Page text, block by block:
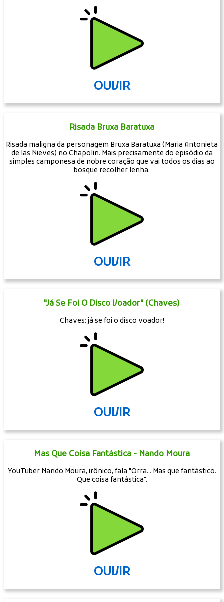
OUVIR
Risada Bruxa Baratuxa
Risada maligna da personagem Bruxa Baratuxa (Maria Antonieta
de las Nieves) no Chapolin. Mais precisamente do episódio da
simples camponesa de nobre coração que vai todos os dias ao
bosque recolher lenha.
OUVIR
"Já Se Foi O Disco Voador" (Chaves)
Chaves: já se foi o disco voador!
OUVIR
Mas Que Coisa Fantástica - Nando Moura
YouTuber Nando Moura, irônico, fala "Orra... Mas que fantástico.
Que coisa fantástica".
OUVIR